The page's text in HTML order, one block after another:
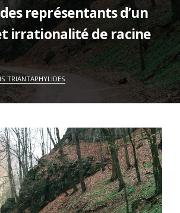
représentants d’un
irrationalité de racine
TRIANTAPHYLIDES